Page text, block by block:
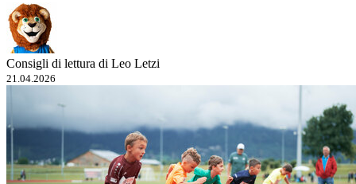
Consigli di lettura di Leo Letzi
21.04.2026